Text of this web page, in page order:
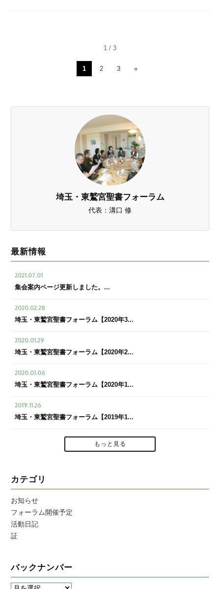
1 / 3
1 2 3 »
埼玉・東鷲宮聖書フォーラム
代表：溝口 修
最新情報
2021.07.01
集会案内ページ更新しました。...
2020.02.28
埼玉・東鷲宮聖書フォーラム【2020年3...
2020.01.29
埼玉・東鷲宮聖書フォーラム【2020年2...
2020.01.06
埼玉・東鷲宮聖書フォーラム【2020年1...
2019.11.26
埼玉・東鷲宮聖書フォーラム【2019年1...
もっと見る
カテゴリ
お知らせ
フォーラム開催予定
活動日記
証
バックナンバー